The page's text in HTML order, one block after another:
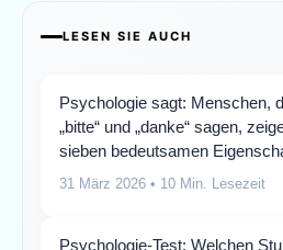
LESEN SIE AUCH
Psychologie sagt: Menschen,
„bitte“ und „danke“ sagen,
sieben bedeutsamen
31 März 2026 • 10 Min. Lesezeit
Psychologie-Test: Welchen